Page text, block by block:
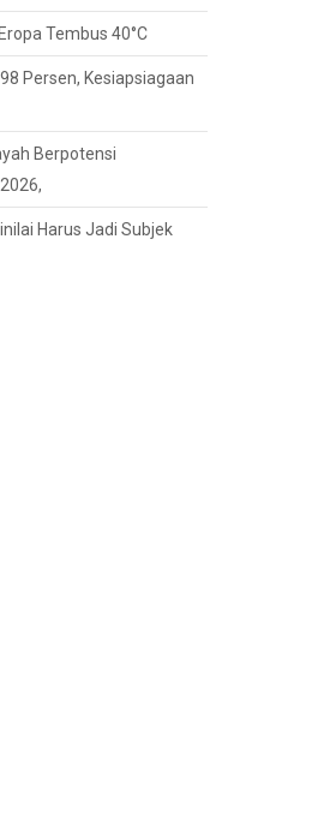
Tembus 40°C
Persen, Kesiapsiagaan
Berpotensi
Harus Jadi Subjek